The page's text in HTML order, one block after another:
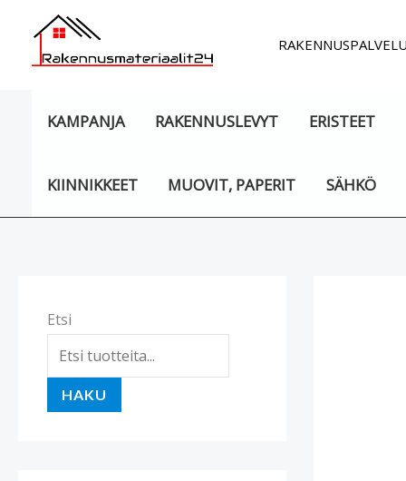
sisältöön
RAKENNUSPALVELU
KAMPANJA RAKENNUSLEVYT ERISTEET
KIINNIKKEET MUOVIT, PAPERIT SÄHKÖ
Etsi
HAKU